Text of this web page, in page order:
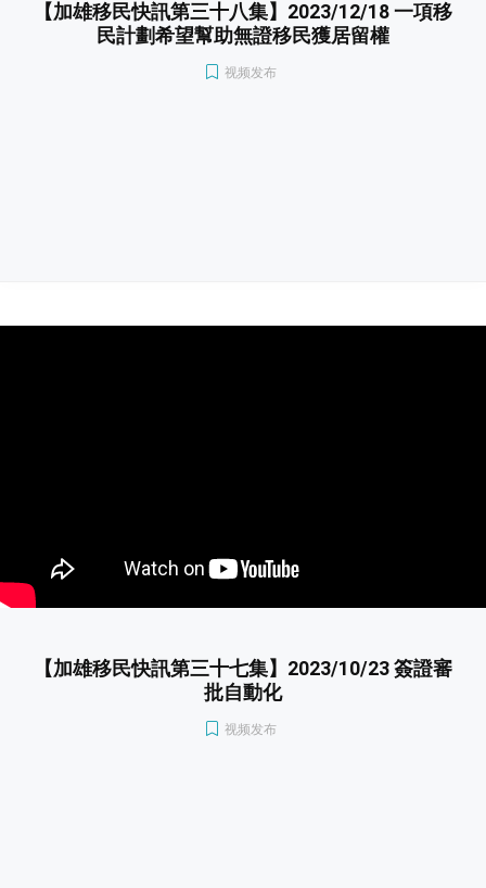
【加雄移民快訊第三十八集】2023/12/18 一項移
民計劃希望幫助無證移民獲居留權
视频发布
【加雄移民快訊第三十七集】2023/10/23 簽證審
批自動化
视频发布